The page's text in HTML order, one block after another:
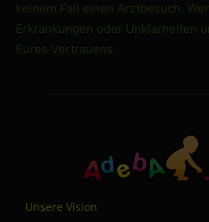
keinem Fall einen Arztbesuch.
Erkrankungen oder Unklarheiten
Eures Vertrauens.
Unsere Vision